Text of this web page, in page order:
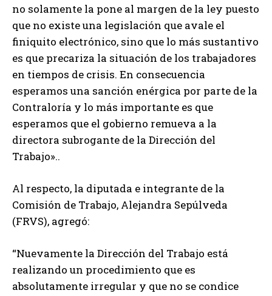
no solamente la pone al margen de la ley puesto
que no existe una legislación que avale el
finiquito electrónico, sino que lo más sustantivo
es que precariza la situación de los trabajadores
en tiempos de crisis. En consecuencia
esperamos una sanción enérgica por parte de la
Contraloría y lo más importante es que
esperamos que el gobierno remueva a la
directora subrogante de la Dirección del
Trabajo»..
Al respecto, la diputada e integrante de la
Comisión de Trabajo, Alejandra Sepúlveda
(FRVS), agregó:
“Nuevamente la Dirección del Trabajo está
realizando un procedimiento que es
absolutamente irregular y que no se condice